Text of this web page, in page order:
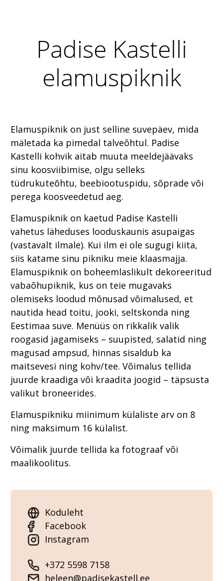
Padise Kastelli
elamuspiknik
Elamuspiknik on just selline suvepäev, mida
mäletada ka pimedal talveõhtul. Padise
Kastelli kohvik aitab muuta meeldejäävaks
sinu koosviibimise, olgu selleks
tüdrukuteõhtu, beebiootuspidu, sõprade või
perega koosveedetud aeg.
Elamuspiknik on kaetud Padise Kastelli
vahetus läheduses looduskaunis asupaigas
(vastavalt ilmale). Kui ilm ei ole sugugi kiita,
siis katame sinu pikniku meie klaasmajja.
Elamuspiknik on boheemlaslikult dekoreeritud
vabaõhupiknik, kus on teie mugavaks
olemiseks loodud mõnusad võimalused, et
nautida head toitu, jooki, seltskonda ning
Eestimaa suve. Menüüs on rikkalik valik
roogasid jagamiseks – suupisted, salatid ning
magusad ampsud, hinnas sisaldub ka
maitsevesi ning kohv/tee. Võimalus tellida
juurde kraadiga või kraadita joogid – täpsusta
valikut broneerides.
Elamuspikniku miinimum külaliste arv on 8
ning maksimum 16 külalist.
Võimalik juurde tellida ka fotograaf või
maalikoolitus.
Koduleht
Facebook
Instagram
+372 5598 7158
heleen@padisekastell.ee